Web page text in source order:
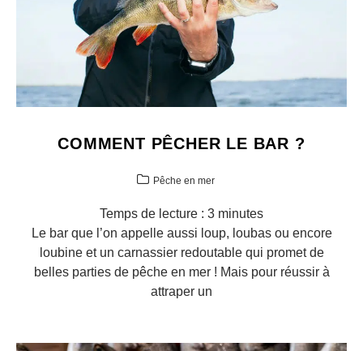
COMMENT PÊCHER LE BAR ?
Pêche en mer
Temps de lecture : 3 minutes
Le bar que l’on appelle aussi loup, loubas ou encore
loubine et un carnassier redoutable qui promet de
belles parties de pêche en mer ! Mais pour réussir à
attraper un